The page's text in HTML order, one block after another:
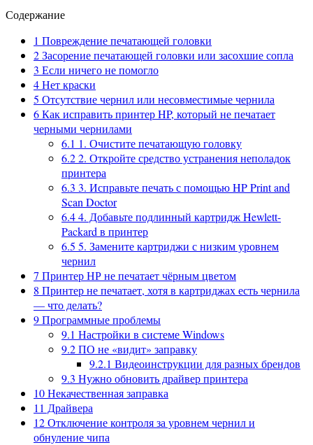
Содержание
1 Повреждение печатающей головки
2Засорение печатающей головки или засохшие сопла
3 Если ничего не помогло
4Нет краски
5 Отсутствие чернил или несовместимые чернила
6Как исправить принтер HP, который не печатает
черными чернилами
6.1 1. Очистите печатающую головку
6.22. Откройте средство устранения неполадок
принтера
6.3 3. Исправьте печать с помощью HP Print and
Scan Doctor
6.44. Добавьте подлинный картридж Hewlett-
Packard в принтер
6.5 5. Замените картриджи с низким уровнем
чернил
7 Принтер НР не печатает чёрным цветом
8 Принтер не печатает, хотя в картриджах есть чернила
— что делать?
9Программные проблемы
9.1 Настройки в системе Windows
9.2ПО не «видит» заправку
9.2.1 Видеоинструкции для разных брендов
9.3 Нужно обновить драйвер принтера
10Некачественная заправка
11 Драйвера
12Отключение контроля за уровнем чернил и
обнуление чипа